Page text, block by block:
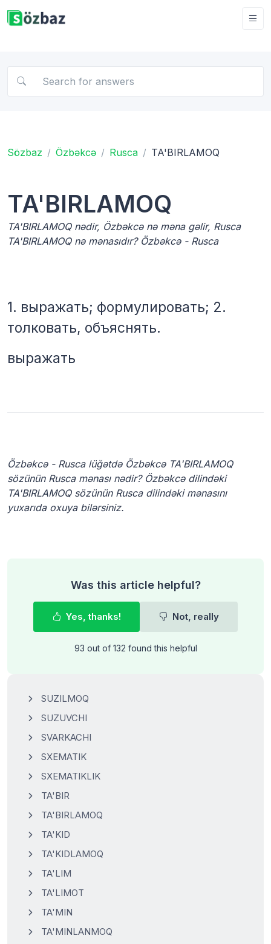
Sözbaz Özbəkcə Rusca TA'BIRLAMOQ
TA'BIRLAMOQ
TA'BIRLAMOQ nədir, Özbəkcə nə məna gəlir, Rusca
TA'BIRLAMOQ nə mənasıdır? Özbəkcə - Rusca
1. выражать; формулировать; 2.
толковать, объяснять.
выражать
Özbəkcə - Rusca lüğətdə Özbəkcə TA'BIRLAMOQ
sözünün Rusca mənası nədir? Özbəkcə dilindəki
TA'BIRLAMOQ sözünün Rusca dilindəki mənasını
yuxarıda oxuya bilərsiniz.
Was this article helpful?
Yes, thanks! Not, really
93 out of 132 found this helpful
SUZILMOQ
SUZUVCHI
SVARKACHI
SXEMATIK
SXEMATIKLIK
TA'BIR
TA'BIRLAMOQ
TA'KID
TA'KIDLAMOQ
TA'LIM
TA'LIMOT
TA'MIN
TA'MINLANMOQ